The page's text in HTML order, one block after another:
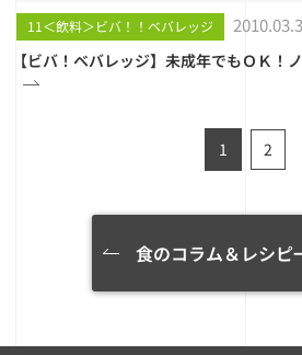
11＜飲料＞ビバ！！ベバレッジ
【ビバ！ベバレッジ】未成年でもＯＫ！
1 2
食のコラム＆レシピ